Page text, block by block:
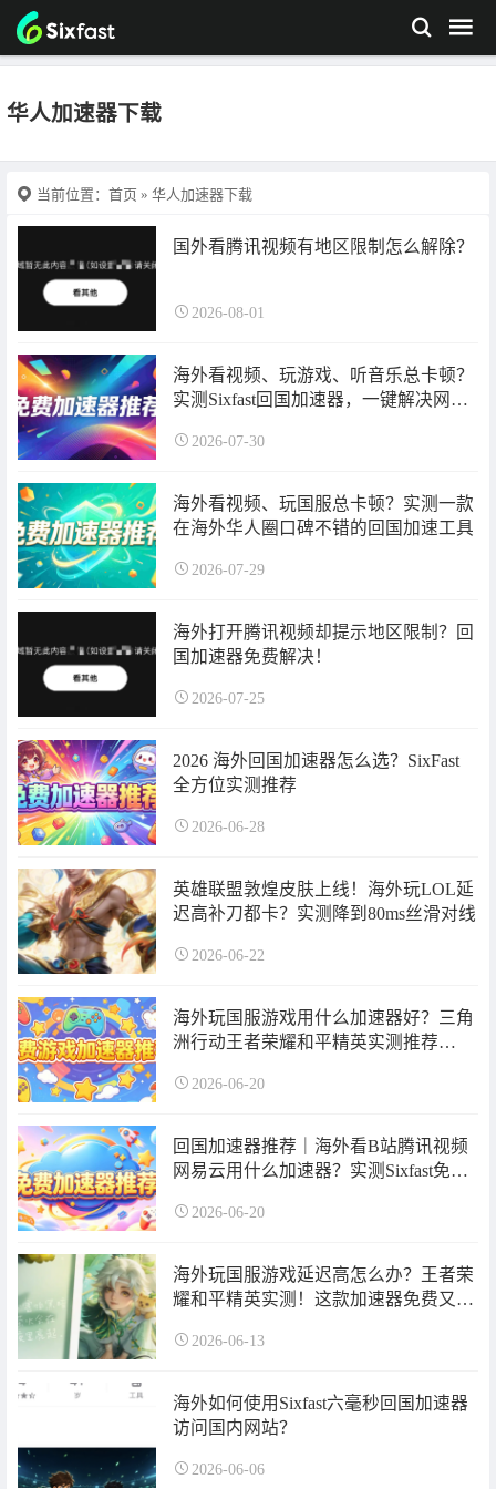
华人加速器下载
当前位置： 首页 » 华人加速器下载
国外看腾讯视频有地区限制怎么解除？
2026-08-01
海外看视频、玩游戏、听音乐总卡顿？
实测Sixfast回国加速器，一键解决网络
2026-07-30
海外看视频、玩国服总卡顿？实测一款
在海外华人圈口碑不错的回国加速工具
2026-07-29
海外打开腾讯视频却提示地区限制？回
国加速器免费解决！
2026-07-25
2026 海外回国加速器怎么选？SixFast
全方位实测推荐
2026-06-28
英雄联盟敦煌皮肤上线！海外玩LOL延
迟高补刀都卡？实测降到80ms丝滑对线
2026-06-22
海外玩国服游戏用什么加速器好？三角
洲行动王者荣耀和平精英实测推荐
2026-06-20
回国加速器推荐｜海外看B站腾讯视频
网易云用什么加速器？实测Sixfast免费
2026-06-20
海外玩国服游戏延迟高怎么办？王者荣
耀和平精英实测！这款加速器免费又好
2026-06-13
海外如何使用Sixfast六毫秒回国加速器
访问国内网站？
2026-06-06